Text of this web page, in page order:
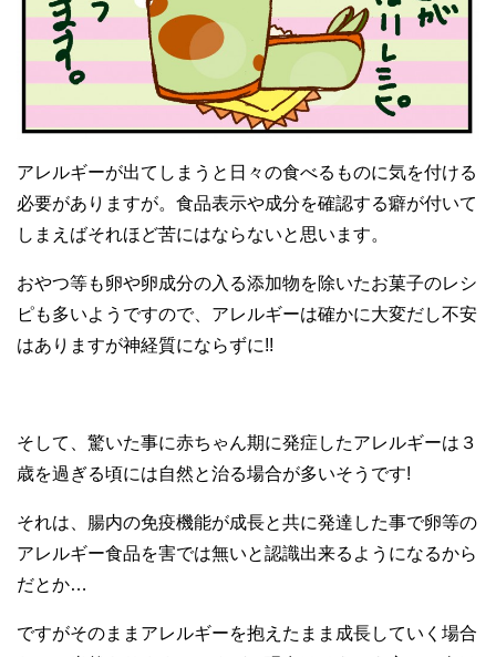
アレルギーが出てしまうと日々の食べるものに気を付ける
必要がありますが。食品表示や成分を確認する癖が付いて
しまえばそれほど苦にはならないと思います。
おやつ等も卵や卵成分の入る添加物を除いたお菓子のレシ
ピも多いようですので、アレルギーは確かに大変だし不安
はありますが神経質にならずに!!
そして、驚いた事に赤ちゃん期に発症したアレルギーは３
歳を過ぎる頃には自然と治る場合が多いそうです!
それは、腸内の免疫機能が成長と共に発達した事で卵等の
アレルギー食品を害では無いと認識出来るようになるから
だとか…
ですがそのままアレルギーを抱えたまま成長していく場合